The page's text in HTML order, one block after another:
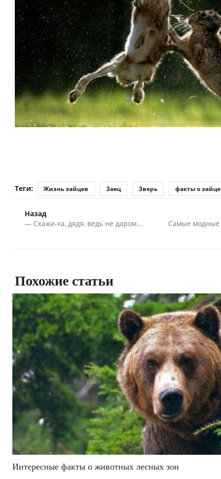
Теги: Жизнь зайцев Заяц Зверь факты о
Назад
— Скажи-ка, дядя, ведь не даром…
Самые модные
Похожие статьи
Интересные факты о животных лесных зон